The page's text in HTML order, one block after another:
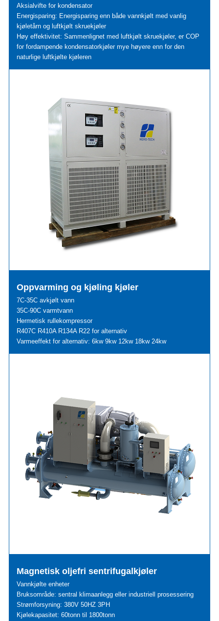
Aksialvifte for kondensator
Energisparing: Energisparing enn både vannkjølt med vanlig
kjøletårn og luftkjølt skruekjøler
Høy effektivitet: Sammenlignet med luftkjølt skruekjøler, er COP
for fordampende kondensatorkjøler mye høyere enn for den
naturlige luftkjølte kjøleren
Oppvarming og kjøling kjøler
7C-35C avkjølt vann
35C-90C varmtvann
Hermetisk rullekompressor
R407C R410A R134A R22 for alternativ
Varmeeffekt for alternativ: 6kw 9kw 12kw 18kw 24kw
Magnetisk oljefri sentrifugalkjøler
Vannkjølte enheter
Bruksområde: sentral klimaanlegg eller industriell prosessering
Strømforsyning: 380V 50HZ 3PH
Kjølekapasitet: 60tonn til 1800tonn